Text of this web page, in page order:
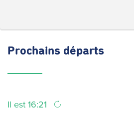
Prochains départs
Il est 16:21